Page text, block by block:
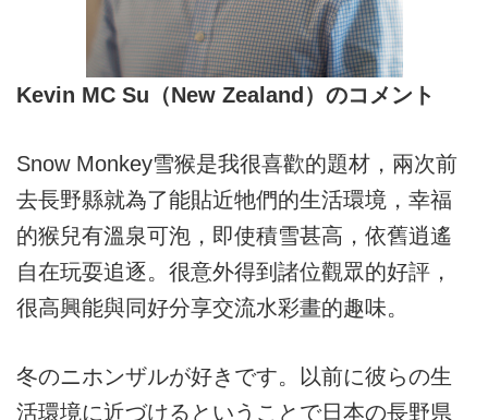
Kevin MC Su（New Zealand）のコメント
Snow Monkey雪猴是我很喜歡的題材，兩次前
去長野縣就為了能貼近牠們的生活環境，幸福
的猴兒有溫泉可泡，即使積雪甚高，依舊逍遙
自在玩耍追逐。很意外得到諸位觀眾的好評，
很高興能與同好分享交流水彩畫的趣味。
冬のニホンザルが好きです。以前に彼らの生
活環境に近づけるということで日本の長野県